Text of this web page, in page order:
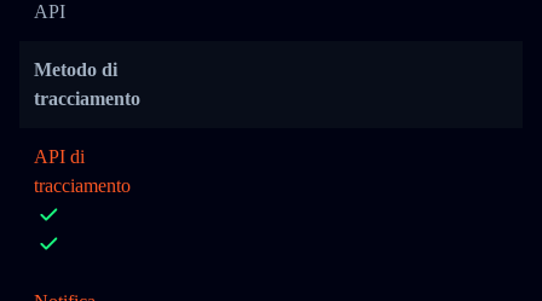
API
Metodo di
tracciamento
API di
tracciamento